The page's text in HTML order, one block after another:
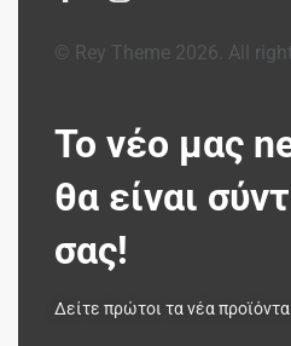
© Rey Theme 2026. All
Το νέο μας
θα είναι
σας!
Δείτε πρώτοι τα νέα